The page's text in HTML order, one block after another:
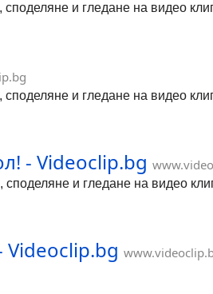
и гледане на видео
и гледане на видео
- Videoclip.bg
и гледане на видео
Videoclip.bg